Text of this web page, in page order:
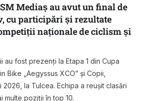
Mediaș au avut un final de
cu participări și rezultate
naționale de ciclism și
au fost prezenți la Etapa 1 din Cupa
Bike „Aegyssus XCO” și Copii,
la Tulcea. Echipa a reușit clasări
multe poziții în top 10.